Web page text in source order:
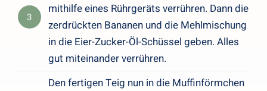
3
mithilfe eines Rührgeräts verrühren. Dann die
zerdrückten Bananen und die Mehlmischung
in die Eier-Zucker-Öl-Schüssel geben. Alles
gut miteinander verrühren.
Den fertigen Teig nun in die Muffinförmchen